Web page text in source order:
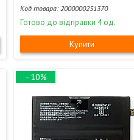
2000000251370
Готово до відправки 4 од.
Купити
–10%